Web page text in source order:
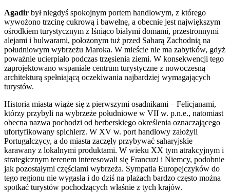
Agadir był niegdyś spokojnym portem handlowym, z którego
wywożono trzcinę cukrową i bawełnę, a obecnie jest największym
ośrodkiem turystycznym z lśniąco białymi domami, przestronnymi
alejami i bulwarami, położonym tuż przed Saharą Zachodnią na
południowym wybrzeżu Maroka. W mieście nie ma zabytków, gdyż
poważnie ucierpiało podczas trzęsienia ziemi. W konsekwencji tego
zaprojektowano wspaniałe centrum turystyczne z nowoczesną
architekturą spełniającą oczekiwania najbardziej wymagających
turystów.
Historia miasta wiąże się z pierwszymi osadnikami – Felicjanami,
którzy przybyli na wybrzeże południowe w VII w. p.n.e., natomiast
obecna nazwa pochodzi od berberskiego określenia oznaczającego
ufortyfikowany spichlerz. W XV w. port handlowy założyli
Portugalczycy, a do miasta zaczęły przybywać saharyjskie
karawany z lokalnymi produktami. W wieku XX tym atrakcyjnym i
strategicznym terenem interesowali się Francuzi i Niemcy, podobnie
jak pozostałymi częściami wybrzeża. Sympatia Europejczyków do
tego regionu nie wygasła i do dziś na plażach bardzo często można
spotkać turystów pochodzących właśnie z tych krajów.